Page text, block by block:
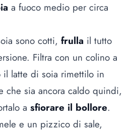
a fuoco medio per circa
sono cotti, frulla il tutto
Filtra con un colino a
latte di soia rimettilo in
che sia ancora caldo quindi,
a sfiorare il bollore.
e un pizzico di sale,